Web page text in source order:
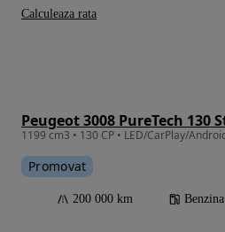
Promovat
200 000 km Benzina
Calculeaza rata